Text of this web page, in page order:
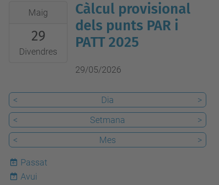
2026-
29T00:00:00+02:00
2026-
Maig
29
Divendres
Càlcul provisional
dels punts PAR i
PATT 2025
29/05/2026
< Dia
>
<
Setmana
>
<
Mes >
Passat
7
Avui